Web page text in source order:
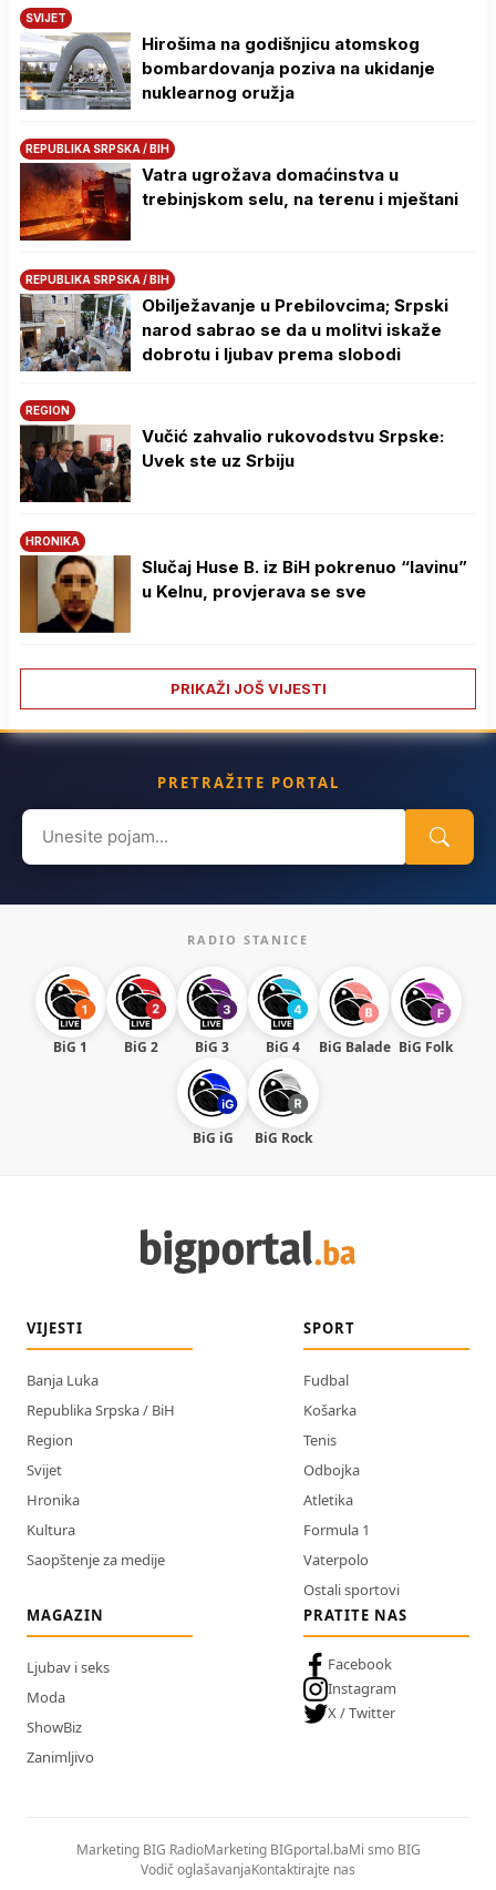
SVIJET
Hirošima na godišnjicu atomskog
bombardovanja poziva na ukidanje
nuklearnog oružja
REPUBLIKA SRPSKA / BIH
Vatra ugrožava domaćinstva u
trebinjskom selu, na terenu i mještani
REPUBLIKA SRPSKA / BIH
Obilježavanje u Prebilovcima; Srpski
narod sabrao se da u molitvi iskaže
dobrotu i ljubav prema slobodi
REGION
Vučić zahvalio rukovodstvu Srpske:
Uvek ste uz Srbiju
HRONIKA
Slučaj Huse B. iz BiH pokrenuo “lavinu”
u Kelnu, provjerava se sve
PRIKAŽI JOŠ VIJESTI
PRETRAŽITE PORTAL
Search
for:
RADIO STANICE
BiG 1 BiG 2 BiG 3 BiG 4 BiG Balade BiG Folk
BiG iG BiG Rock
VIJESTI
Banja Luka
Republika Srpska / BiH
Region
Svijet
Hronika
Kultura
Saopštenje za medije
SPORT
Fudbal
Košarka
Tenis
Odbojka
Atletika
Formula 1
Vaterpolo
Ostali sportovi
MAGAZIN
Ljubav i seks
Moda
ShowBiz
Zanimljivo
PRATITE NAS
Facebook
Instagram
X / Twitter
Marketing BIG RadioMarketing BIGportal.baMi smo BIG
Vodič oglašavanjaKontaktirajte nas